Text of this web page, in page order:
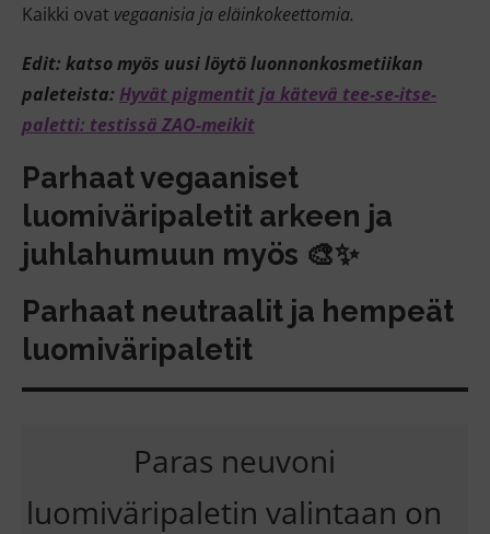
Kaikki ovat vegaanisia ja eläinkokeettomia.
Edit: katso myös uusi löytö luonnonkosmetiikan
paleteista: Hyvät pigmentit ja kätevä tee-se-itse-
paletti: testissä ZAO-meikit
Parhaat vegaaniset
luomiväripaletit arkeen ja
juhlahumuun myös 🎨✨
Parhaat neutraalit ja hempeät
luomiväripaletit
Paras neuvoni
luomiväripaletin valintaan on